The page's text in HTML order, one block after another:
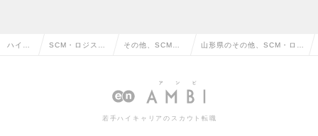
ハイク SCM・ロジステ その他、SCM・
物流・貿易系
山形県のその他、SCM・ロジ
転職・求人情報一覧
若手ハイキャリアのスカウト転職